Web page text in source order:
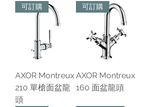
可訂購
AXOR Montreux
210 單槍面盆龍
頭
可訂購
AXOR Montreux
160 面盆龍頭